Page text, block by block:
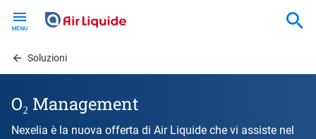
contentSoluzioni
O₂ Management
Nexelia è la nuova offerta di Air Liquide che vi assiste nel